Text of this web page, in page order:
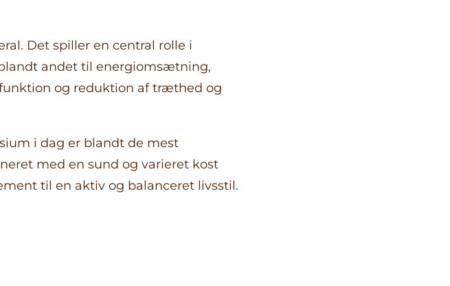
Det spiller en central rolle i
andet til energiomsætning,
og reduktion af træthed og
i dag er blandt de mest
med en sund og varieret kost
til en aktiv og balanceret livsstil.